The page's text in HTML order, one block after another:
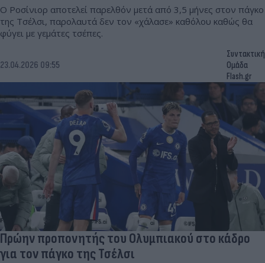
Ο Ροσίνιορ αποτελεί παρελθόν μετά από 3,5 μήνες στον πάγκο
της Τσέλσι, παρολαυτά δεν τον «χάλασε» καθόλου καθώς θα
φύγει με γεμάτες τσέπες.
23.04.2026 09:55
Συντακτική
Ομάδα
Flash.gr
Πρώην προπονητής του Ολυμπιακού στο κάδρο
για τον πάγκο της Τσέλσι